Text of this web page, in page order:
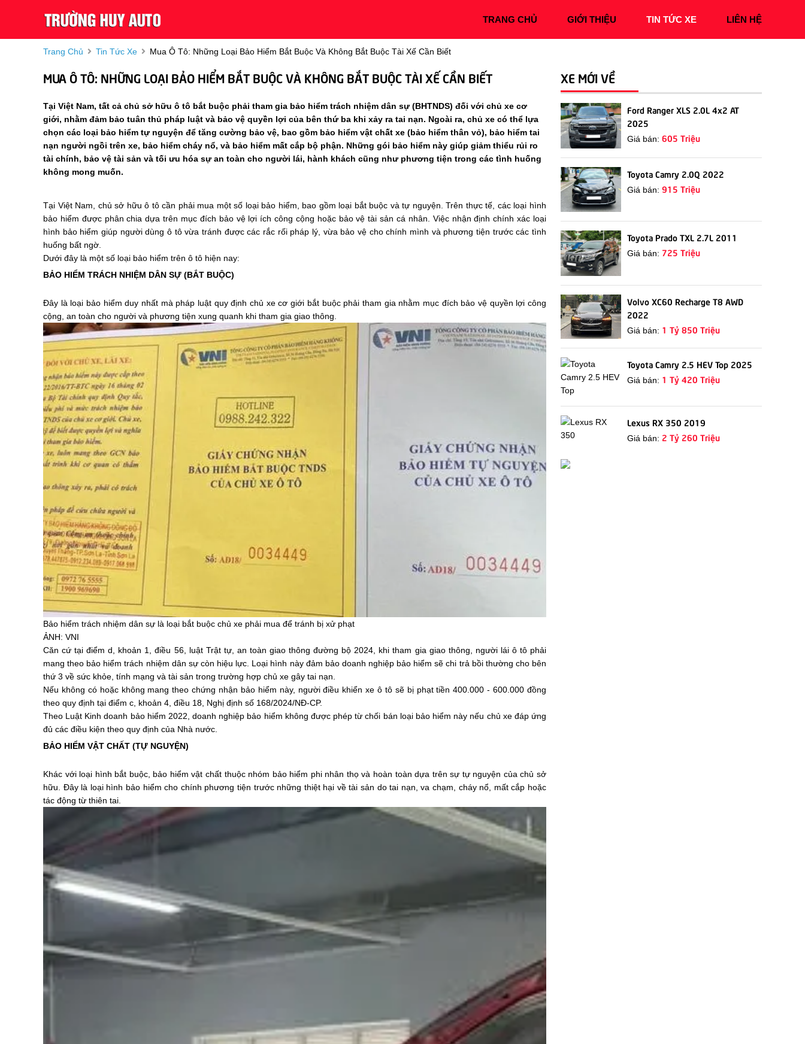
TRANG CHỦ GIỚI THIỆU TIN TỨC XE LIÊN HỆ
Trang Chủ Tin Tức Xe Mua Ô Tô: Những Loại Bảo Hiểm Bắt Buộc Và Không Bắt Buộc Tài Xế Cần Biết
MUA Ô TÔ: NHỮNG LOẠI BẢO HIỂM BẮT BUỘC VÀ KHÔNG BẮT BUỘC TÀI XẾ CẦN BIẾT
Tại Việt Nam, tất cả chủ sở hữu ô tô bắt buộc phải tham gia bảo hiểm trách nhiệm dân sự (BHTNDS) đối với chủ xe cơ
giới, nhằm đảm bảo tuân thủ pháp luật và bảo vệ quyền lợi của bên thứ ba khi xảy ra tai nạn. Ngoài ra, chủ xe có thể lựa
chọn các loại bảo hiểm tự nguyện để tăng cường bảo vệ, bao gồm bảo hiểm vật chất xe (bảo hiểm thân vỏ), bảo hiểm tai
nạn người ngồi trên xe, bảo hiểm cháy nổ, và bảo hiểm mất cắp bộ phận. Những gói bảo hiểm này giúp giảm thiểu rủi ro
tài chính, bảo vệ tài sản và tối ưu hóa sự an toàn cho người lái, hành khách cũng như phương tiện trong các tình huống
không mong muốn.
Tại Việt Nam, chủ sở hữu ô tô cần phải mua một số loại bảo hiểm, bao gồm loại bắt buộc và tự nguyện. Trên thực tế, các loại hình
bảo hiểm được phân chia dựa trên mục đích bảo vệ lợi ích công cộng hoặc bảo vệ tài sản cá nhân. Việc nhận định chính xác loại
hình bảo hiểm giúp người dùng ô tô vừa tránh được các rắc rối pháp lý, vừa bảo vệ cho chính mình và phương tiện trước các tình
huống bất ngờ.
Dưới đây là một số loại bảo hiểm trên ô tô hiện nay:
BẢO HIỂM TRÁCH NHIỆM DÂN SỰ (BẮT BUỘC)
Đây là loại bảo hiểm duy nhất mà pháp luật quy định chủ xe cơ giới bắt buộc phải tham gia nhằm mục đích bảo vệ quyền lợi công
cộng, an toàn cho người và phương tiện xung quanh khi tham gia giao thông.
Bảo hiểm trách nhiệm dân sự là loại bắt buộc chủ xe phải mua để tránh bị xử phạt
ẢNH: VNI
Căn cứ tại điểm d, khoản 1, điều 56, luật Trật tự, an toàn giao thông đường bộ 2024, khi tham gia giao thông, người lái ô tô phải
mang theo bảo hiểm trách nhiệm dân sự còn hiệu lực. Loại hình này đảm bảo doanh nghiệp bảo hiểm sẽ chi trả bồi thường cho bên
thứ 3 về sức khỏe, tính mạng và tài sản trong trường hợp chủ xe gây tai nạn.
Nếu không có hoặc không mang theo chứng nhận bảo hiểm này, người điều khiển xe ô tô sẽ bị phạt tiền 400.000 - 600.000 đồng
theo quy định tại điểm c, khoản 4, điều 18, Nghị định số 168/2024/NĐ-CP.
Theo Luật Kinh doanh bảo hiểm 2022, doanh nghiệp bảo hiểm không được phép từ chối bán loại bảo hiểm này nếu chủ xe đáp ứng
đủ các điều kiện theo quy định của Nhà nước.
BẢO HIỂM VẬT CHẤT (TỰ NGUYỆN)
Khác với loại hình bắt buộc, bảo hiểm vật chất thuộc nhóm bảo hiểm phi nhân thọ và hoàn toàn dựa trên sự tự nguyện của chủ sở
hữu. Đây là loại hình bảo hiểm cho chính phương tiện trước những thiệt hại về tài sản do tai nạn, va chạm, cháy nổ, mất cắp hoặc
tác động từ thiên tai.
XE MỚI VỀ
Ford Ranger XLS 2.0L 4x2 AT
2025
Giá bán: 605 Triệu
Toyota Camry 2.0Q 2022
Giá bán: 915 Triệu
Toyota Prado TXL 2.7L 2011
Giá bán: 725 Triệu
Volvo XC60 Recharge T8 AWD
2022
Giá bán: 1 Tỷ 850 Triệu
Toyota Camry 2.5 HEV Top 2025
Giá bán: 1 Tỷ 420 Triệu
Lexus RX 350 2019
Giá bán: 2 Tỷ 260 Triệu